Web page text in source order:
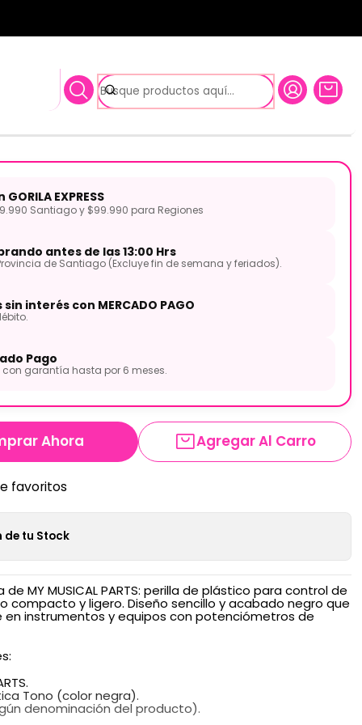
Plástica Tono MY
EXPRESS
Santiago y $99.990 para Regiones
antes de las 13:00 Hrs
de Santiago (Excluye fin de semana y feriados).
interés con MERCADO PAGO
Pago
garantía hasta por 6 meses.
Agregar Al Carro
Ahora
favoritos
tu Stock
MY MUSICAL PARTS: perilla de plástico para control de
compacto y ligero. Diseño sencillo y acabado negro que
instrumentos y equipos con potenciómetros de
Tono (color negra).
denominación del producto).